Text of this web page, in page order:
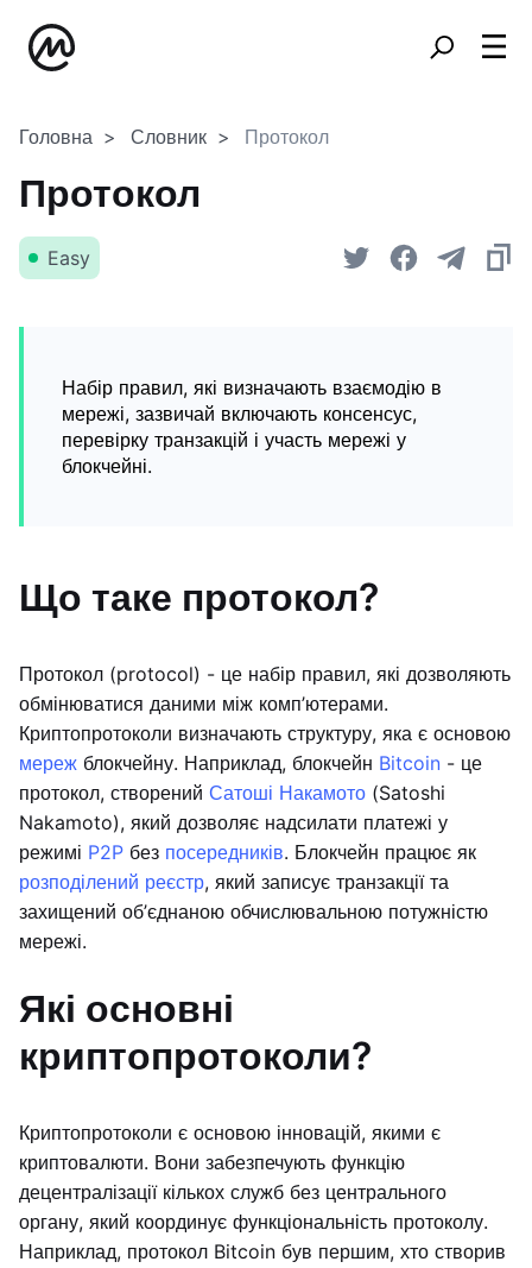
Головна Словник Протокол
Протокол
Easy
Набір правил, які визначають взаємодію в
мережі, зазвичай включають консенсус,
перевірку транзакцій і участь мережі у
блокчейні.
Що таке протокол?
Протокол (protocol) - це набір правил, які дозволяють
обмінюватися даними між комп’ютерами.
Криптопротоколи визначають структуру, яка є основою
мереж блокчейну. Наприклад, блокчейн Bitcoin - це
протокол, створений Сатоші Накамото (Satoshi
Nakamoto), який дозволяє надсилати платежі у
режимі P2P без посередників. Блокчейн працює як
розподілений реєстр, який записує транзакції та
захищений об’єднаною обчислювальною потужністю
мережі.
Які основні
криптопротоколи?
Криптопротоколи є основою інновацій, якими є
криптовалюти. Вони забезпечують функцію
децентралізації кількох служб без центрального
органу, який координує функціональність протоколу.
Наприклад, протокол Bitcoin був першим, хто створив